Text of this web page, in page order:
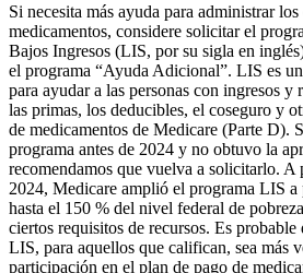
Si necesita más ayuda para administrar los
medicamentos, considere solicitar el
Bajos Ingresos (LIS, por su sigla en
el programa “Ayuda Adicional”. LIS es
para ayudar a las personas con ingresos y
las primas, los deducibles, el coseguro y
de medicamentos de Medicare (Parte D).
programa antes de 2024 y no obtuvo la
recomendamos que vuelva a solicitarlo. A
2024, Medicare amplió el programa LIS a
hasta el 150 % del nivel federal de
ciertos requisitos de recursos. Es
LIS, para aquellos que califican, sea más
participación en el plan de pago de